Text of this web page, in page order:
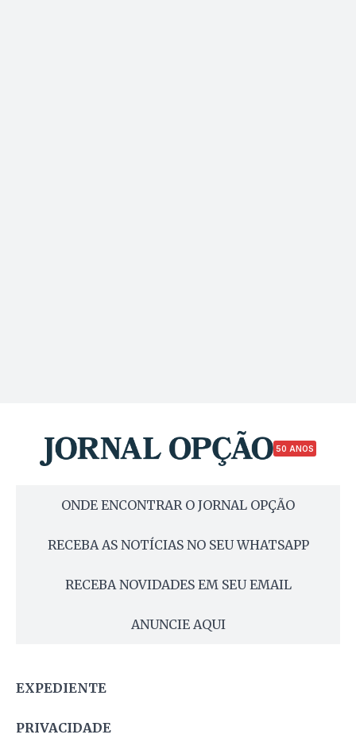
50 ANOS
ONDE ENCONTRAR O JORNAL OPÇÃO
RECEBA AS NOTÍCIAS NO SEU WHATSAPP
RECEBA NOVIDADES EM SEU EMAIL
ANUNCIE AQUI
EXPEDIENTE
PRIVACIDADE